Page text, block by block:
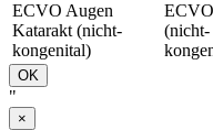
ECVO Augen
Katarakt (nicht-
kongenital)
(nicht-
OK
"
×